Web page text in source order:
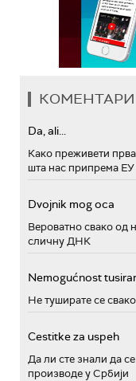
КОМЕНТАРИ
Da, ali...
Како преживети
шта нас припрема ЕУ
Dvojnik mog oca
Вероватно свако од
сличну ДНК
Nemogućnost
Не туширате се
Cestitke za uspeh
Да ли сте знали да
производе у Србији